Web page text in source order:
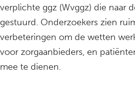
verplichte ggz (Wvggz) die naar
gestuurd. Onderzoekers zien
verbeteringen om de wetten
voor zorgaanbieders, en
mee te dienen.